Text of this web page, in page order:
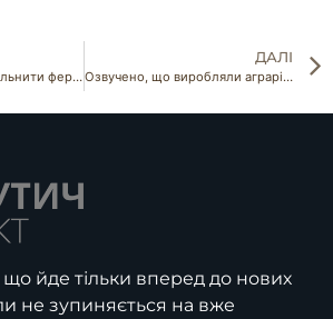
Уряд закликають звільнити фермерів у зоні бойових дій від сплати єдиного податку
ДАЛІ
Озвучено, що виробляли аграрії найбільше у областях, де були або тривають бойові дії
йде тільки вперед до нових
не зупиняється на вже